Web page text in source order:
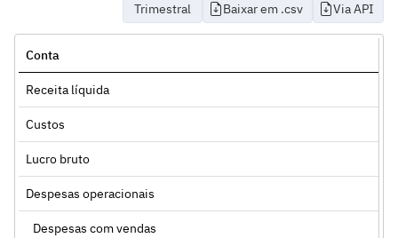
Trimestral Baixar em .csv Via API
Conta
Receita líquida
Custos
Lucro bruto
Despesas operacionais
Despesas com vendas